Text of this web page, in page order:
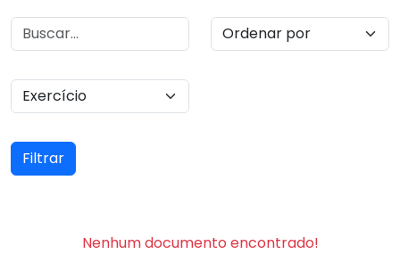
Filtrar
Nenhum documento encontrado!